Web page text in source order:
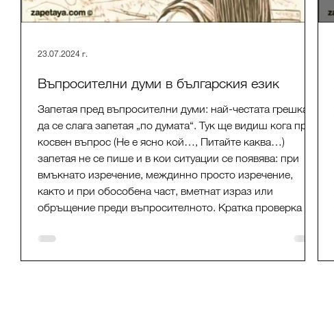
Въпросителни думи в българския език
Запетая пред въпросителни думи: най-честата грешка е
да се слага запетая „по думата“. Тук ще видиш кога при
косвен въпрос (Не е ясно кой…, Питайте каква…)
запетая не се пише и в кои ситуации се появява: при
вмъкнато изречение, междинно просто изречение,
както и при обособена част, вметнат израз или
обръщение преди въпросителното. Кратка проверка +
23.07.2024 г.